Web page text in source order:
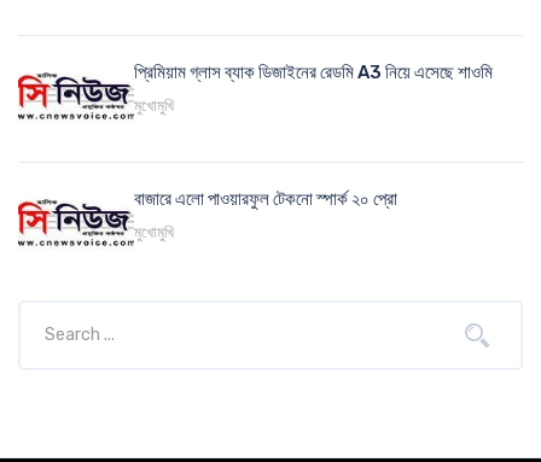
প্রিমিয়াম গ্লাস ব্যাক ডিজাইনের রেডমি A3 নিয়ে এসেছে শাওমি
মুখোমুখি
বাজারে এলো পাওয়ারফুল টেকনো স্পার্ক ২০ প্রো
মুখোমুখি